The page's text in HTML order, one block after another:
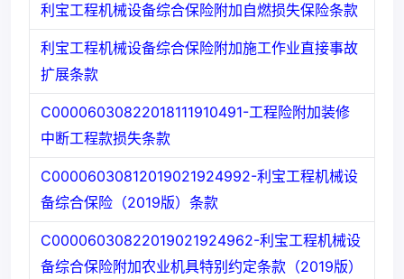
利宝工程机械设备综合保险附加自燃损失保险条款
利宝工程机械设备综合保险附加施工作业直接事故
扩展条款
C00006030822018111910491-工程险附加装修
中断工程款损失条款
C00006030812019021924992-利宝工程机械设
备综合保险（2019版）条款
C00006030822019021924962-利宝工程机械设
备综合保险附加农业机具特别约定条款（2019版）